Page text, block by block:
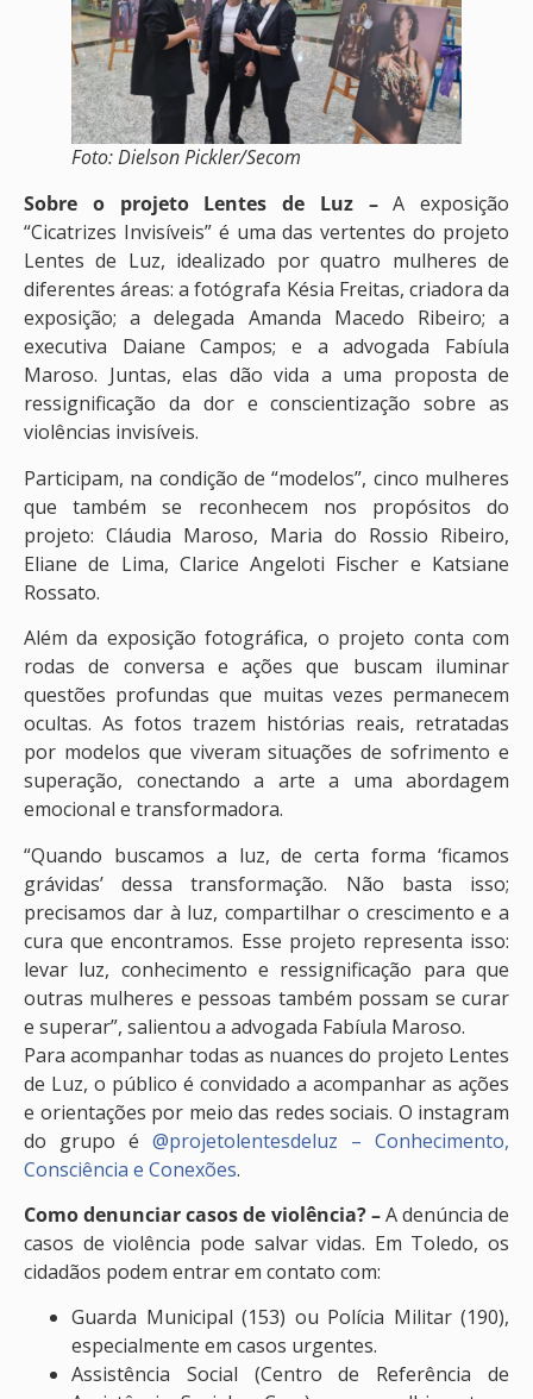
Foto: Dielson Pickler/Secom
Sobre o projeto Lentes de Luz –A exposição
“Cicatrizes Invisíveis” é uma das vertentes do projeto
Lentes de Luz, idealizado por quatro mulheres de
diferentes áreas: a fotógrafa Késia Freitas, criadora da
exposição; a delegada Amanda Macedo Ribeiro; a
executiva Daiane Campos; e a advogada Fabíula
Maroso. Juntas, elas dão vida a uma proposta de
ressignificação da dor e conscientização sobre as
violências invisíveis.
Participam, na condição de “modelos”, cinco mulheres
que também se reconhecem nos propósitos do
projeto: Cláudia Maroso, Maria do Rossio Ribeiro,
Eliane de Lima, Clarice Angeloti Fischer e Katsiane
Rossato.
Além da exposição fotográfica, o projeto conta com
rodas de conversa e ações que buscam iluminar
questões profundas que muitas vezes permanecem
ocultas. As fotos trazem histórias reais, retratadas
por modelos que viveram situações de sofrimento e
superação, conectando a arte a uma abordagem
emocional e transformadora.
“Quando buscamos a luz, de certa forma ‘ficamos
grávidas’ dessa transformação. Não basta isso;
precisamos dar à luz, compartilhar o crescimento e a
cura que encontramos. Esse projeto representa isso:
levar luz, conhecimento e ressignificação para que
outras mulheres e pessoas também possam se curar
e superar”, salientou a advogada Fabíula Maroso.
Para acompanhar todas as nuances do projeto Lentes
de Luz, o público é convidado a acompanhar as ações
e orientações por meio das redes sociais. O instagram
do grupo é @projetolentesdeluz – Conhecimento,
Consciência e Conexões.
Como denunciar casos de violência? –A denúncia de
casos de violência pode salvar vidas. Em Toledo, os
cidadãos podem entrar em contato com:
Guarda Municipal (153) ou Polícia Militar (190),
especialmente em casos urgentes.
Assistência Social (Centro de Referência de